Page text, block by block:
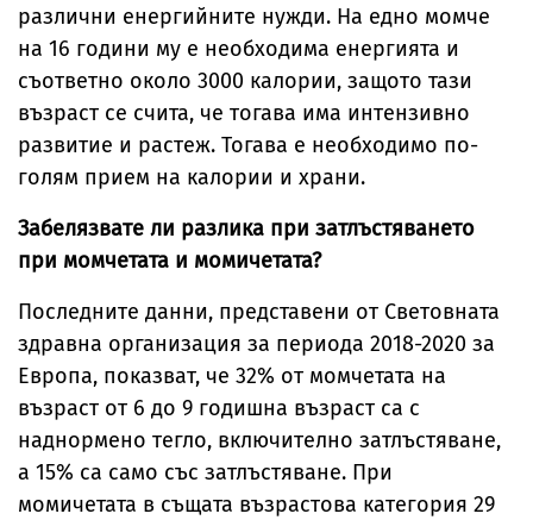
различни енергийните нужди. На едно момче
на 16 години му е необходима енергията и
съответно около 3000 калории, защото тази
възраст се счита, че тогава има интензивно
развитие и растеж. Тогава е необходимо по-
голям прием на калории и храни.
Забелязвате ли разлика при затлъстяването
при момчетата и момичетата?
Последните данни, представени от Световната
здравна организация за периода 2018-2020 за
Европа, показват, че 32% от момчетата на
възраст от 6 до 9 годишна възраст са с
наднормено тегло, включително затлъстяване,
а 15% са само със затлъстяване. При
момичетата в същата възрастова категория 29